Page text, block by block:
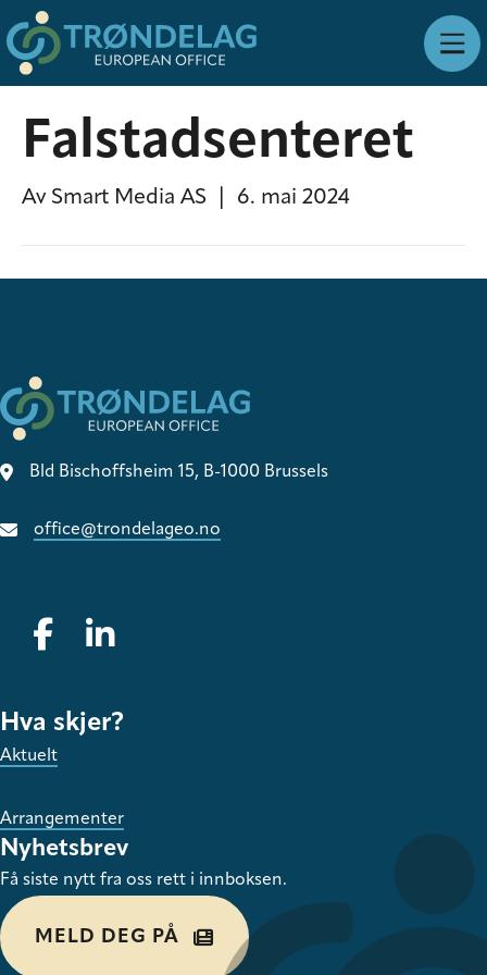
Falstadsenteret
Av Smart Media AS 6. mai 2024
Bld Bischoffsheim 15, B-1000 Brussels
office@trondelageo.no
Gå til vår Facebook
Gå til vår LinkedIn
Hva skjer?
Aktuelt
Arrangementer
Nyhetsbrev
Få siste nytt fra oss rett i innboksen.
MELD DEG PÅ